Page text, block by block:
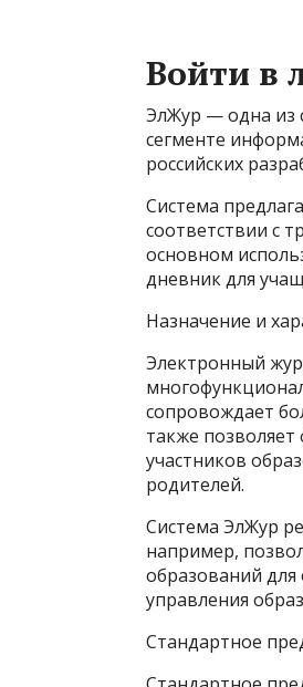
Войти в
ЭлЖур — одна из
сегменте
российских
Система
соответствии с
основном
дневник для
Назначение и
Электронный
сопровождает
также
участников
родителей.
Система ЭлЖур
например,
образований
управления
Стандартное